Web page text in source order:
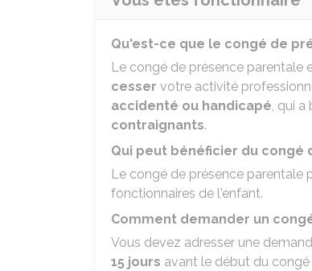
Qu'est-ce que le congé de
Le congé de présence parentale
cesser votre activité
accidenté ou handicapé, qui a
contraignants.
Qui peut bénéficier du congé
Le congé de présence parentale
fonctionnaires de l'enfant.
Comment demander un
Vous devez adresser une
15 jours avant le début du